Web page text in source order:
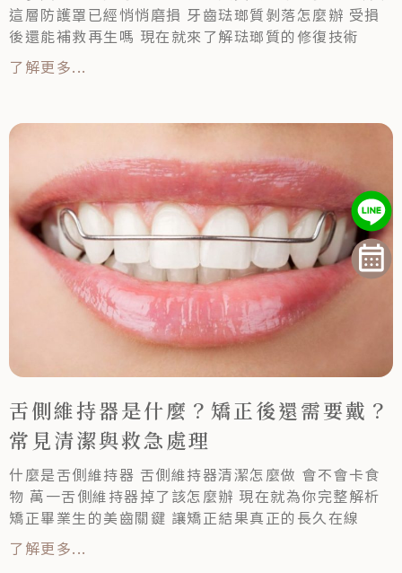
這層防護罩已經悄悄磨損 牙齒琺瑯質剝落怎麼辦 受損
後還能補救再生嗎 現在就來了解琺瑯質的修復技術
了解更多...
舌側維持器是什麼？矯正後還需要戴？
常見清潔與救急處理
什麼是舌側維持器 舌側維持器清潔怎麼做 會不會卡食
物 萬一舌側維持器掉了該怎麼辦 現在就為你完整解析
矯正畢業生的美齒關鍵 讓矯正結果真正的長久在線
了解更多...